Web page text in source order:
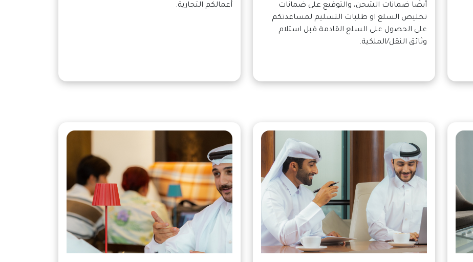
أيضًا ضمانات الشحن، والتوقيع على ضمانات
تخليص السلع او طلبات التسليم لمساعدتكم
على الحصول على السلع القادمة قبل استلام
وثائق النقل/الملكية.
أعمالكم التجارية.